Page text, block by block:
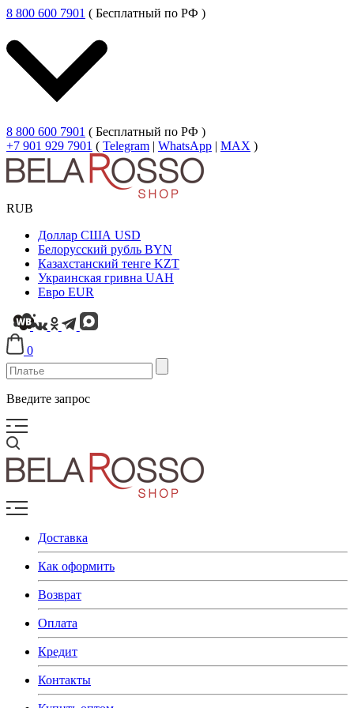
8 800 600 7901 ( Бесплатный по РФ )
8 800 600 7901 ( Бесплатный по РФ )
+7 901 929 7901 ( Telegram | WhatsApp | MAX )
RUB
Доллар США USD
Белорусский рубль BYN
Казахстанский тенге KZT
Украинская гривна UAH
Евро EUR
0
Введите запрос
Доставка
Как оформить
Возврат
Оплата
Кредит
Контакты